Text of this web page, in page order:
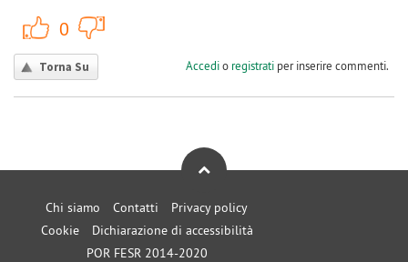
0
Torna Su Accedio registratiper inserire commenti.
Chi siamo Contatti
Privacy policy
Cookie
Dichiarazione di accessibilità
POR FESR 2014-2020